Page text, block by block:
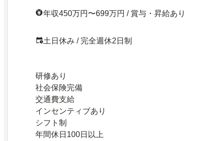
年収450万円〜699万円 / 賞与・昇給あり
土日休み / 完全週休2日制
研修あり
社会保険完備
交通費支給
インセンティブあり
シフト制
年間休日100日以上